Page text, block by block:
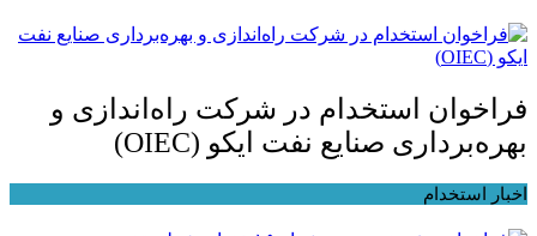
فراخوان استخدام در شرکت راه‌اندازی و
بهره‌برداری صنایع نفت ایکو (OIEC)
اخبار استخدام